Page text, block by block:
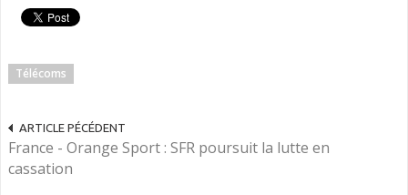
Télécoms
ARTICLE PÉCÉDENT
France - Orange Sport : SFR poursuit la lutte en
cassation